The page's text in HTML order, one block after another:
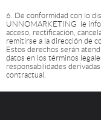
6. De conformidad con lo
UNNOMARKETING le
acceso, rectificación,
remitirse a la dirección de
Estos derechos serán
datos en los términos
responsabilidades
contractual.